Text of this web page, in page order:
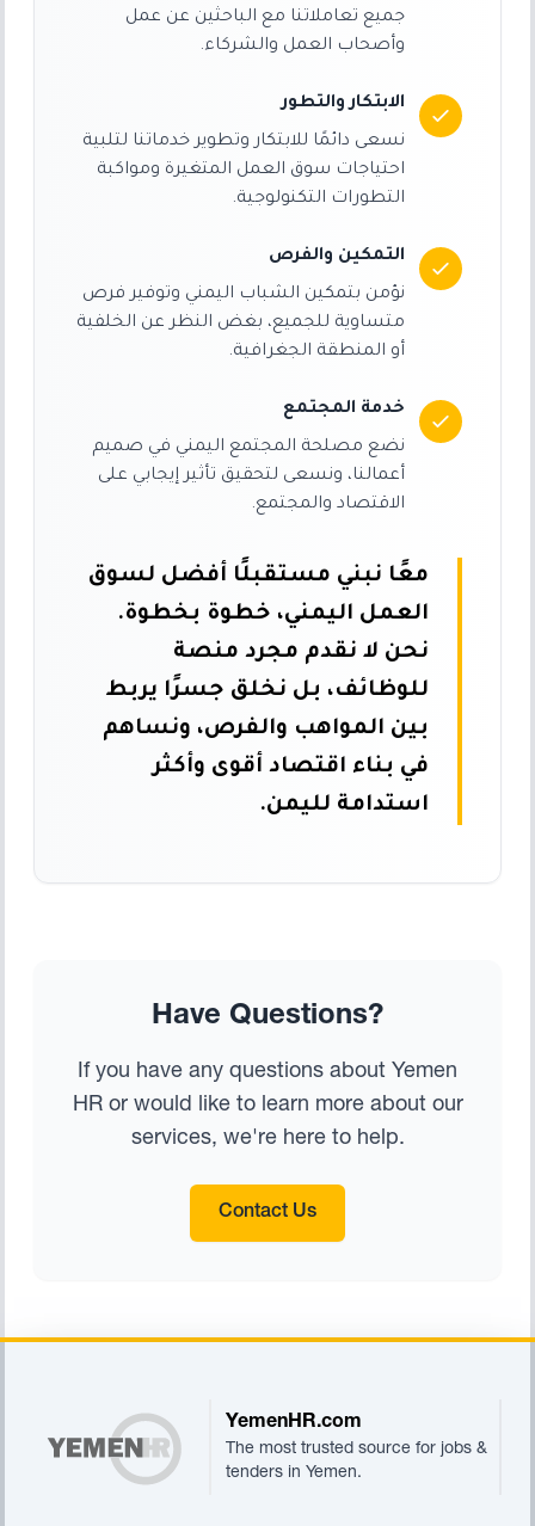
جميع تعاملاتنا مع الباحثين عن عمل
وأصحاب العمل والشركاء.
الابتكار والتطور
نسعى دائمًا للابتكار وتطوير خدماتنا لتلبية
احتياجات سوق العمل المتغيرة ومواكبة
التطورات التكنولوجية.
التمكين والفرص
نؤمن بتمكين الشباب اليمني وتوفير فرص
متساوية للجميع، بغض النظر عن الخلفية
أو المنطقة الجغرافية.
خدمة المجتمع
نضع مصلحة المجتمع اليمني في صميم
أعمالنا، ونسعى لتحقيق تأثير إيجابي على
الاقتصاد والمجتمع.
معًا نبني مستقبلًا أفضل لسوق
العمل اليمني، خطوة بخطوة.
نحن لا نقدم مجرد منصة
للوظائف، بل نخلق جسرًا يربط
بين المواهب والفرص، ونساهم
في بناء اقتصاد أقوى وأكثر
استدامة لليمن.
Have Questions?
If you have any questions about Yemen
HR or would like to learn more about our
services, we're here to help.
Contact Us
YemenHR.com
The most trusted source for jobs &
tenders in Yemen.